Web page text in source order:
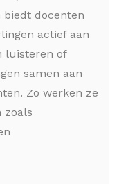
biedt docenten
actief aan
luisteren of
samen aan
Zo werken ze
zoals